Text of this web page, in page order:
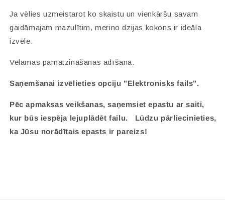
kokons&quot;kokons&quot;
Ja vēlies uzmeistarot ko skaistu un vienkāršu savam
gaidāmajam mazulītim, merino dzijas kokons ir ideāla
izvēle.
Vēlamas pamatzināšanas adīšanā.
Saņemšanai izvēlieties opciju "Elektronisks fails".
Pēc apmaksas veikšanas, saņemsiet epastu ar saiti,
kur būs iespēja lejuplādēt failu. Lūdzu pārliecinieties,
ka Jūsu norādītais epasts ir pareizs!